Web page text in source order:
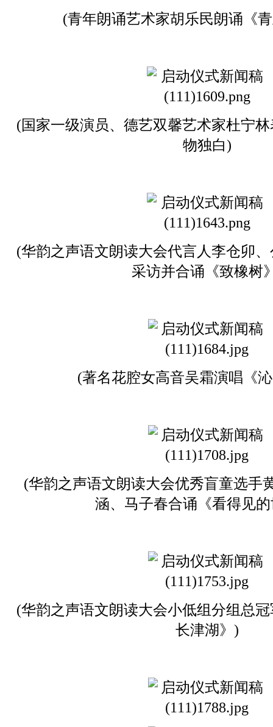
(青年朗诵艺术家胡乐民朗诵《
(国家一级演员、德艺双馨艺术家杜宁
物独白)
(华韵之声语文朗读大会代言人李仓卯
采访并合诵《致橡树
(著名花腔女高音吴霜演唱《
(华韵之声语文朗读大会优秀盲童选手
涵、马子春合诵《看得见
(华韵之声语文朗读大会小低组分组总
长津湖》)